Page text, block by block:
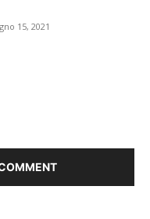
15, 2021